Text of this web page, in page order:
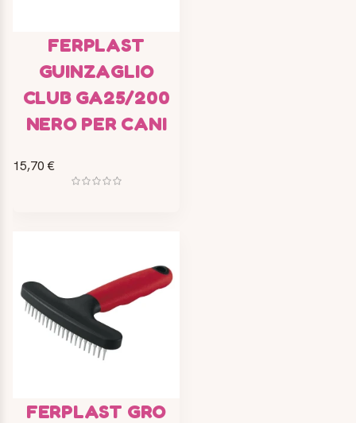
FERPLAST
GUINZAGLIO
CLUB GA25/200
NERO PER CANI
15,70 €
FERPLAST GRO